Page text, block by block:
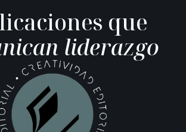
icaciones que
nican liderazgo